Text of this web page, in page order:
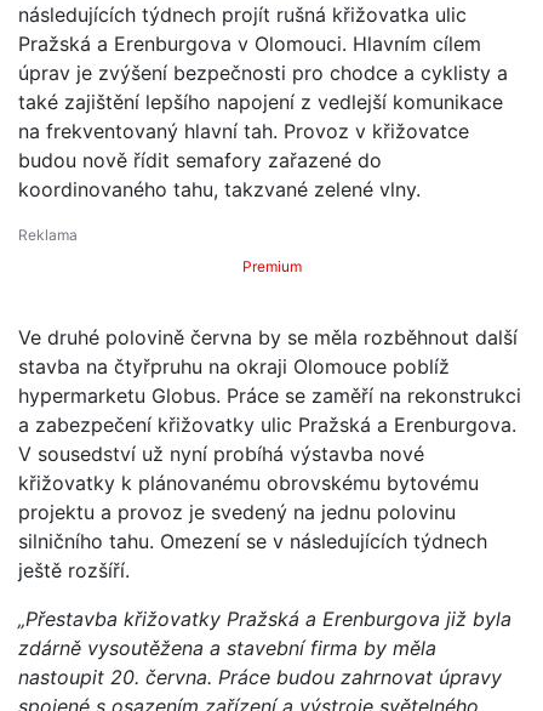
následujících týdnech projít rušná křižovatka ulic
Pražská a Erenburgova v Olomouci. Hlavním cílem
úprav je zvýšení bezpečnosti pro chodce a cyklisty a
také zajištění lepšího napojení z vedlejší komunikace
na frekventovaný hlavní tah. Provoz v křižovatce
budou nově řídit semafory zařazené do
koordinovaného tahu, takzvané zelené vlny.
Premium
Ve druhé polovině června by se měla rozběhnout další
stavba na čtyřpruhu na okraji Olomouce poblíž
hypermarketu Globus. Práce se zaměří na rekonstrukci
a zabezpečení křižovatky ulic Pražská a Erenburgova.
V sousedství už nyní probíhá výstavba nové
křižovatky k plánovanému obrovskému bytovému
projektu a provoz je svedený na jednu polovinu
silničního tahu. Omezení se v následujících týdnech
ještě rozšíří.
„Přestavba křižovatky Pražská a Erenburgova již byla
zdárně vysoutěžena a stavební firma by měla
nastoupit 20. června. Práce budou zahrnovat úpravy
spojené s osazením zařízení a výstroje světelného